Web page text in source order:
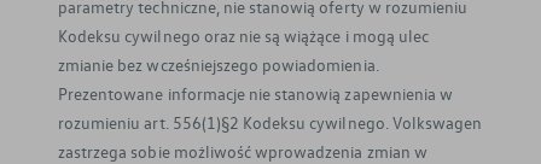
parametry techniczne, nie stanowią oferty w rozumieniu
Kodeksu cywilnego oraz nie są wiążące i mogą ulec
zmianie bez wcześniejszego powiadomienia.
Prezentowane informacje nie stanowią zapewnienia w
rozumieniu art. 556(1)§2 Kodeksu cywilnego. Volkswagen
zastrzega sobie możliwość wprowadzenia zmian w